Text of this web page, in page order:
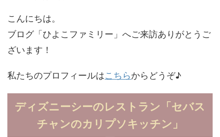
こんにちは。
ブログ「ひよこファミリー」へご来訪ありがとうご
ざいます！
私たちのプロフィールはこちらからどうぞ♪
ディズニーシーのレストラン「セバス
チャンのカリプソキッチン」